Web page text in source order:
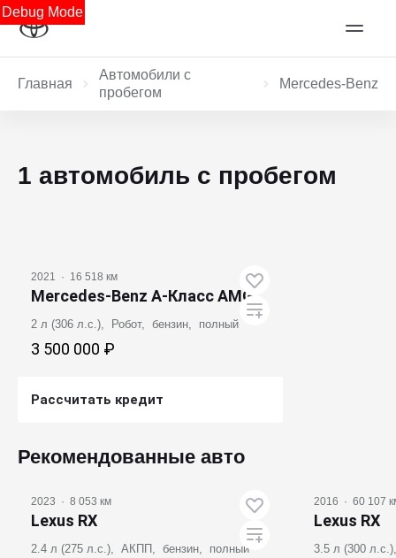
Debug Mode
Главная
Автомобили с
пробегом
Mercedes‑Benz
1 автомобиль с пробегом
2021 · 16 518 км
Mercedes‑Benz A-Класс AMG
2 л (306 л.с.), Робот, бензин, полный
3 500 000 ₽
Рассчитать кредит
Рекомендованные авто
2023 · 8 053 км
Lexus RX
2.4 л (275 л.с.), АКПП, бензин, полный
2016 · 60 107
Lexus RX
3.5 л (300